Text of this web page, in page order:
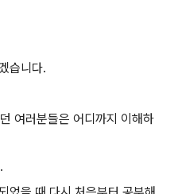
습니다.
여러분들은 어디까지 이해하